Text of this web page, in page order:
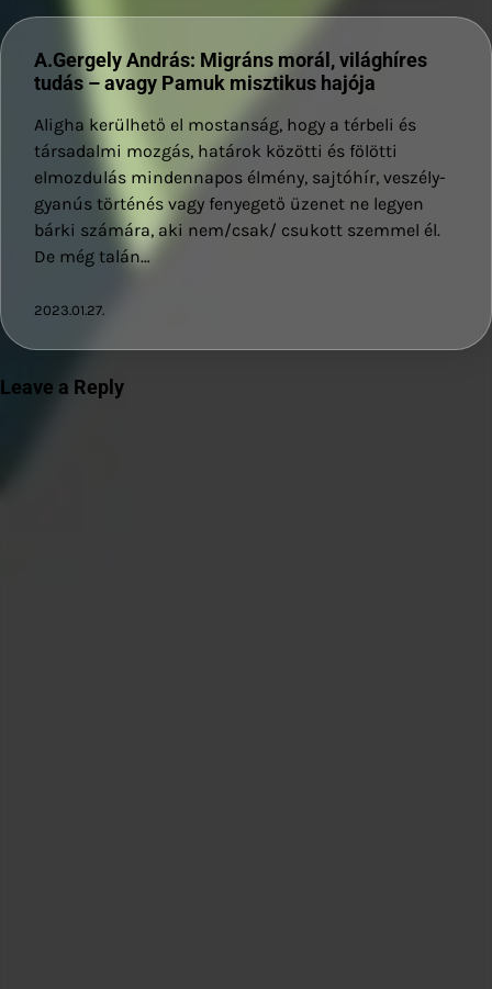
A.Gergely András: Migráns morál, világhíres
tudás – avagy Pamuk misztikus hajója
Aligha kerülhető el mostanság, hogy a térbeli és
társadalmi mozgás, határok közötti és fölötti
elmozdulás mindennapos élmény, sajtóhír, veszély-
gyanús történés vagy fenyegető üzenet ne legyen
bárki számára, aki nem/csak/ csukott szemmel él.
De még talán…
2023.01.27.
Leave a Reply